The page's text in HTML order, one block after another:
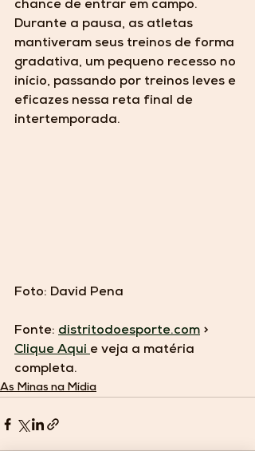
chance de entrar em campo.
Durante a pausa, as atletas
mantiveram seus treinos de forma
gradativa, um pequeno recesso no
início, passando por treinos leves e
eficazes nessa reta final de
intertemporada.
Foto: David Pena
Fonte: distritodoesporte.com >
Clique Aqui e veja a matéria
completa.
As Minas na Mídia